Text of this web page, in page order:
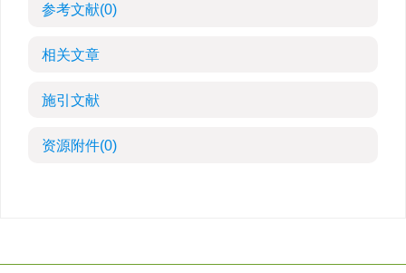
参考文献(0)
相关文章
施引文献
资源附件(0)